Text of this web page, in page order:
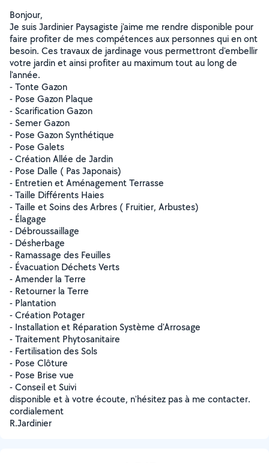
Bonjour,
Je suis Jardinier Paysagiste j'aime me rendre disponible pour
faire profiter de mes compétences aux personnes qui en ont
besoin. Ces travaux de jardinage vous permettront d'embellir
votre jardin et ainsi profiter au maximum tout au long de
l'année.
- Tonte Gazon
- Pose Gazon Plaque
- Scarification Gazon
- Semer Gazon
- Pose Gazon Synthétique
- Pose Galets
- Création Allée de Jardin
- Pose Dalle ( Pas Japonais)
- Entretien et Aménagement Terrasse
- Taille Différents Haies
- Taille et Soins des Arbres ( Fruitier, Arbustes)
- Élagage
- Débroussaillage
- Désherbage
- Ramassage des Feuilles
- Évacuation Déchets Verts
- Amender la Terre
- Retourner la Terre
- Plantation
- Création Potager
- Installation et Réparation Système d'Arrosage
- Traitement Phytosanitaire
- Fertilisation des Sols
- Pose Clôture
- Pose Brise vue
- Conseil et Suivi
disponible et à votre écoute, n'hésitez pas à me contacter.
cordialement
R.Jardinier